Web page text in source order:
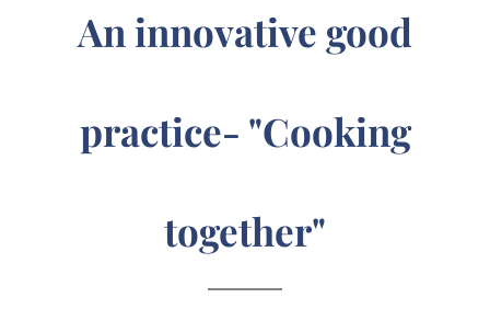
An innovative good
practice- "Cooking
together"